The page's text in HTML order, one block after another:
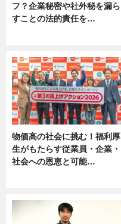
フ？企業秘密や社外秘を漏ら
すことの法的責任を…
物価高の社会に挑む！福利厚
生がもたらす従業員・企業・
社会への恩恵と可能…